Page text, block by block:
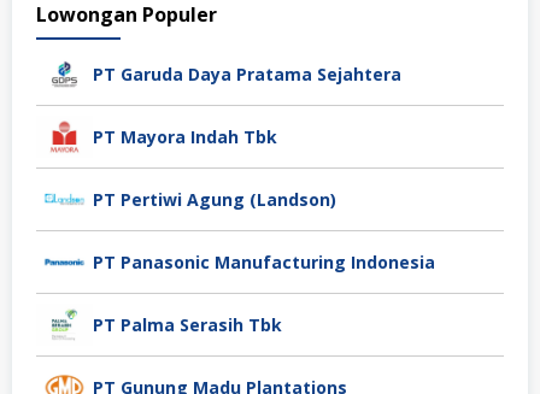
Lowongan Populer
PT Garuda Daya Pratama Sejahtera
PT Mayora Indah Tbk
PT Pertiwi Agung (Landson)
PT Panasonic Manufacturing Indonesia
PT Palma Serasih Tbk
PT Gunung Madu Plantations